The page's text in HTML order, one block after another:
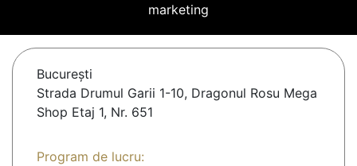
marketing
Bucureşti
Strada Drumul Garii 1-10, Dragonul Rosu Mega
Shop Etaj 1, Nr. 651
Program de lucru: